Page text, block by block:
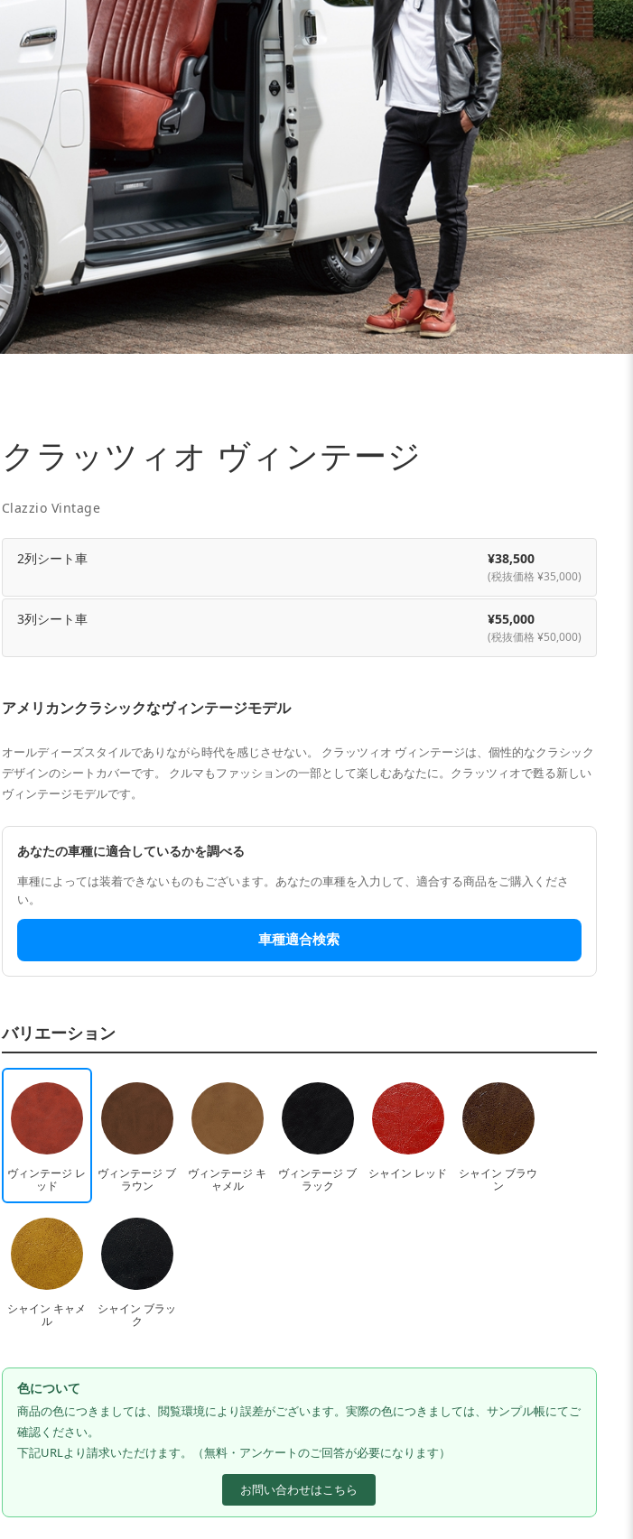
クラッツィオ ヴィンテージ
Clazzio Vintage
2列シート車 ¥38,500
(税抜価格 ¥35,000)
3列シート車 ¥55,000
(税抜価格 ¥50,000)
アメリカンクラシックなヴィンテージモデル
オールディーズスタイルでありながら時代を感じさせない。 クラッツィオ ヴィンテージは、個性的なクラシック
デザインのシートカバーです。 クルマもファッションの一部として楽しむあなたに。クラッツィオで甦る新しい
ヴィンテージモデルです。
あなたの車種に適合しているかを調べる
車種によっては装着できないものもございます。あなたの車種を入力して、適合する商品をご購入くださ
い。
車種適合検索
バリエーション
ヴィンテージ レ
ッド
ヴィンテージ ブ
ラウン
ヴィンテージ キ
ャメル
ヴィンテージ ブ
ラック
シャイン レッド
シャイン ブラウ
ン
シャイン キャメ
ル
シャイン ブラッ
ク
色について
商品の色につきましては、閲覧環境により誤差がございます。実際の色につきましては、サンプル帳にてご
確認ください。
下記URLより請求いただけます。（無料・アンケートのご回答が必要になります）
お問い合わせはこちら